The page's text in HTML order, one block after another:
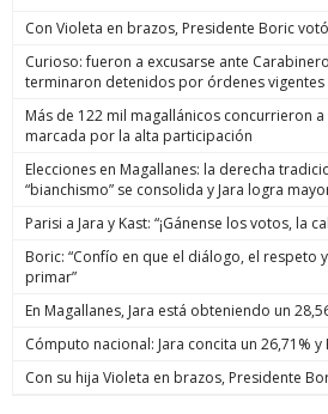
Con Violeta en brazos, Presidente Boric
Curioso: fueron a excusarse ante
terminaron detenidos por órdenes vigentes
Más de 122 mil magallánicos concurrieron
marcada por la alta participación
Elecciones en Magallanes: la derecha
“bianchismo” se consolida y Jara logra
Parisi a Jara y Kast: “¡Gánense los votos, la
Boric: “Confío en que el diálogo, el respeto
primar”
En Magallanes, Jara está obteniendo un
Cómputo nacional: Jara concita un 26,71% y
Con su hija Violeta en brazos, Presidente